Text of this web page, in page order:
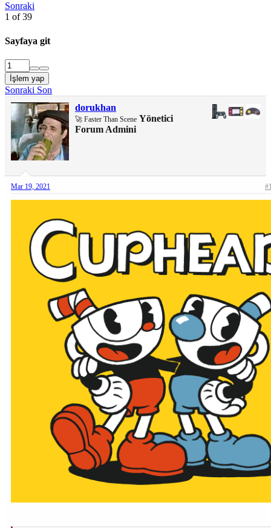
Sonraki
1 of 39
Sayfaya git
İşlem yap
Sonraki Son
dorukhan
🚀 Faster Than Scene Yönetici
Forum Admini
Mar 19, 2021